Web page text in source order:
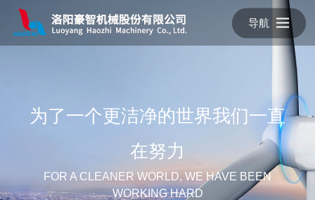
导航
为了一个更洁净的世界我们一直
在努力
FOR A CLEANER WORLD, WE HAVE BEEN
WORKING HARD